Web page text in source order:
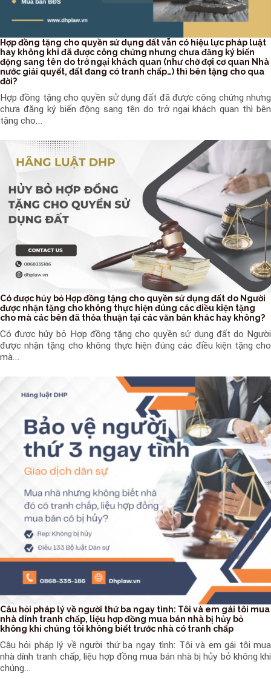
Hợp đồng tặng cho quyền sử dụng đất vẫn có hiệu lực pháp luật
hay không khi đã được công chứng nhưng chưa đăng ký biến
động sang tên do trở ngại khách quan (như chờ đợi cơ quan Nhà
nước giải quyết, đất đang có tranh chấp…) thì bên tặng cho qua
đời?
Hợp đồng tặng cho quyền sử dụng đất đã được công chứng nhưng
chưa đăng ký biến động sang tên do trở ngại khách quan thì bên
tặng cho...
Có được hủy bỏ Hợp đồng tặng cho quyền sử dụng đất do Người
được nhận tặng cho không thực hiện đúng các điều kiện tặng
cho mà các bên đã thỏa thuận tại các văn bản khác hay không?
Có được hủy bỏ Hợp đồng tặng cho quyền sử dụng đất do Người
được nhận tặng cho không thực hiện đúng các điều kiện tặng cho
mà...
Câu hỏi pháp lý về người thứ ba ngay tình: Tôi và em gái tôi mua
nhà dính tranh chấp, liệu hợp đồng mua bán nhà bị hủy bỏ
không khi chúng tôi không biết trước nhà có tranh chấp
Câu hỏi pháp lý về người thứ ba ngay tình: Tôi và em gái tôi mua
nhà dính tranh chấp, liệu hợp đồng mua bán nhà bị hủy bỏ không khi
chúng...